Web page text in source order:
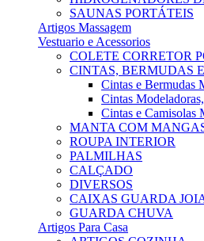
SAUNAS PORTÁTEIS
Artigos Massagem
Vestuario e Acessorios
COLETE CORRETOR
CINTAS, BERMUDAS
Cintas e Bermudas
Cintas
Cintas e Camisolas
MANTA COM
ROUPA INTERIOR
PALMILHAS
CALÇADO
DIVERSOS
CAIXAS GUARDA
GUARDA CHUVA
Artigos Para Casa